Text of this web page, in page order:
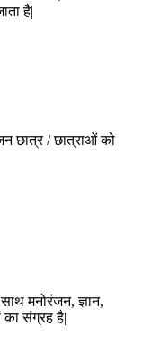
है|
छात्र / छात्राओं को
मनोरंजन, ज्ञान,
का संग्रह है|